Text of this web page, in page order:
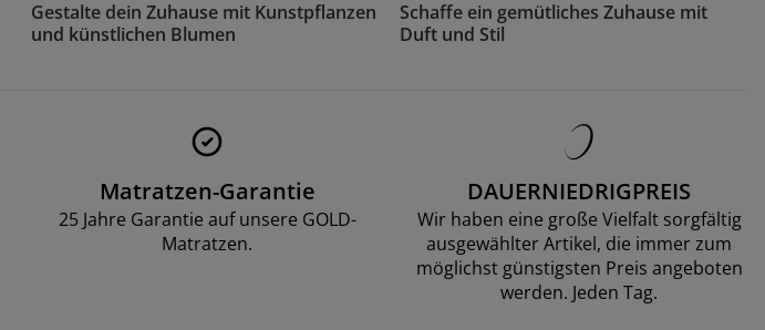
Gestalte dein Zuhause mit Kunstpflanzen
und künstlichen Blumen
Schaffe ein gemütliches Zuhause mit
Duft und Stil
Matratzen-Garantie
25 Jahre Garantie auf unsere GOLD-
Matratzen.
DAUERNIEDRIGPREIS
Wir haben eine große Vielfalt sorgfältig
ausgewählter Artikel, die immer zum
möglichst günstigsten Preis angeboten
werden. Jeden Tag.